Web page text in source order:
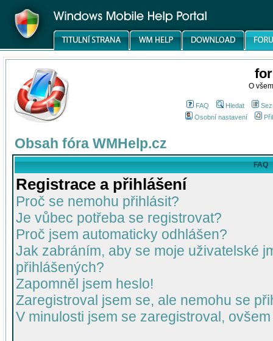
O
FAQ Hledat
Osobní nastavení
Obsah fóra WMHelp.cz
FAQ
Registrace a přihlášení
Proč se nemohu přihlásit?
Je vůbec potřeba se registrovat?
Proč jsem automaticky odhlášen?
Jak zabráním, aby se moje uživatelské
přihlášených?
Zapomněl jsem heslo!
Zaregistroval jsem se, ale nemohu se
V minulosti jsem se zaregistroval,